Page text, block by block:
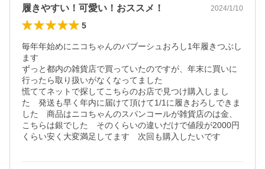
履きやすい！可愛い！おススメ！ 2024/1/10
5
毎年年始めにニコちゃんのバブーシュおろし1年履きつぶし
ます
ずっと都内の雑貨店で買っていたのですが、年末に買いに
行ったら取り扱いがなくなってました
慌ててネットで探してこちらのお店で見つけ購入しまし
た　発送も早く年内に届けて頂けて1/1に履きおろしできま
した　商品はニコちゃんのスパンコールが雑貨店のは金、
こちらは銀でした　そのくらいの違いだけで値段が2000円
くらい安く大変満足してます　次回も購入したいです